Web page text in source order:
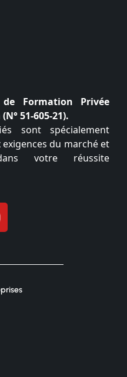
Formation Privée
51-605-21).
sont spécialement
du marché et
votre réussite